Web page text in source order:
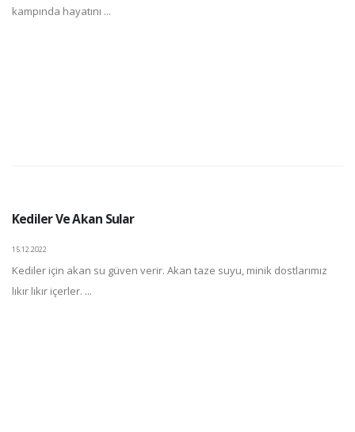
kampında hayatını ...
Kediler Ve Akan Sular
15.12.2022
Kediler için akan su güven verir. Akan taze suyu, minik dostlarımız
lıkır lıkır içerler. ...